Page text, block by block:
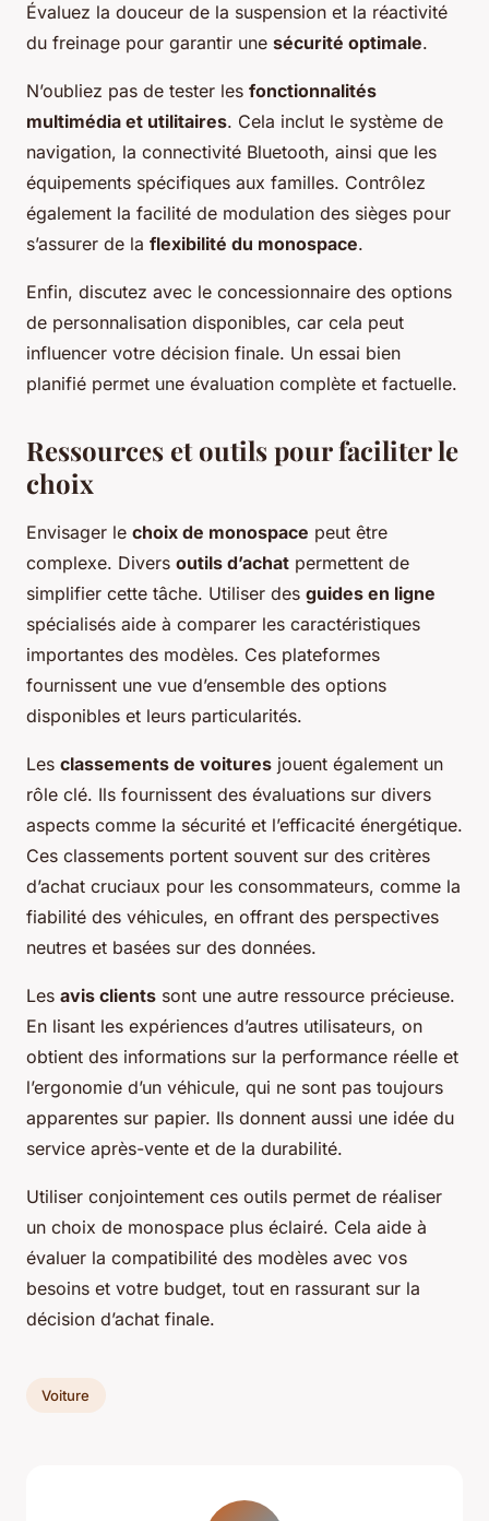
Évaluez la douceur de la suspension et la réactivité
du freinage pour garantir une sécurité optimale.
N’oubliez pas de tester les fonctionnalités
multimédia et utilitaires. Cela inclut le système de
navigation, la connectivité Bluetooth, ainsi que les
équipements spécifiques aux familles. Contrôlez
également la facilité de modulation des sièges pour
s’assurer de la flexibilité du monospace.
Enfin, discutez avec le concessionnaire des options
de personnalisation disponibles, car cela peut
influencer votre décision finale. Un essai bien
planifié permet une évaluation complète et factuelle.
Ressources et outils pour faciliter le
choix
Envisager le choix de monospace peut être
complexe. Divers outils d’achat permettent de
simplifier cette tâche. Utiliser des guides en ligne
spécialisés aide à comparer les caractéristiques
importantes des modèles. Ces plateformes
fournissent une vue d’ensemble des options
disponibles et leurs particularités.
Les classements de voitures jouent également un
rôle clé. Ils fournissent des évaluations sur divers
aspects comme la sécurité et l’efficacité énergétique.
Ces classements portent souvent sur des critères
d’achat cruciaux pour les consommateurs, comme la
fiabilité des véhicules, en offrant des perspectives
neutres et basées sur des données.
Les avis clients sont une autre ressource précieuse.
En lisant les expériences d’autres utilisateurs, on
obtient des informations sur la performance réelle et
l’ergonomie d’un véhicule, qui ne sont pas toujours
apparentes sur papier. Ils donnent aussi une idée du
service après-vente et de la durabilité.
Utiliser conjointement ces outils permet de réaliser
un choix de monospace plus éclairé. Cela aide à
évaluer la compatibilité des modèles avec vos
besoins et votre budget, tout en rassurant sur la
décision d’achat finale.
Voiture